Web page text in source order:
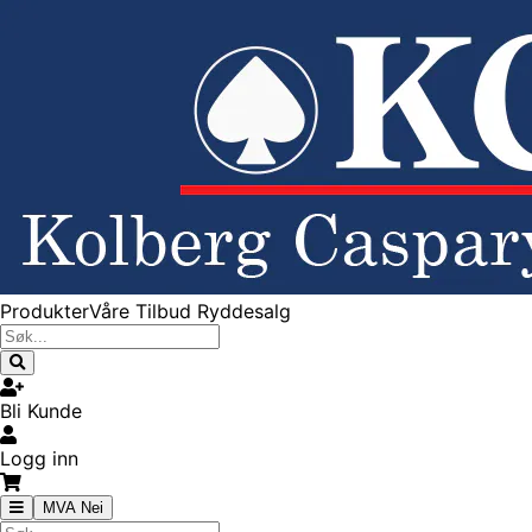
ProdukterVåre Tilbud Ryddesalg
Bli Kunde
Logg inn
MVA Nei